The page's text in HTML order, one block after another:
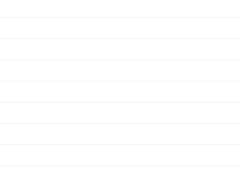
Yojana accomplishes its successful second